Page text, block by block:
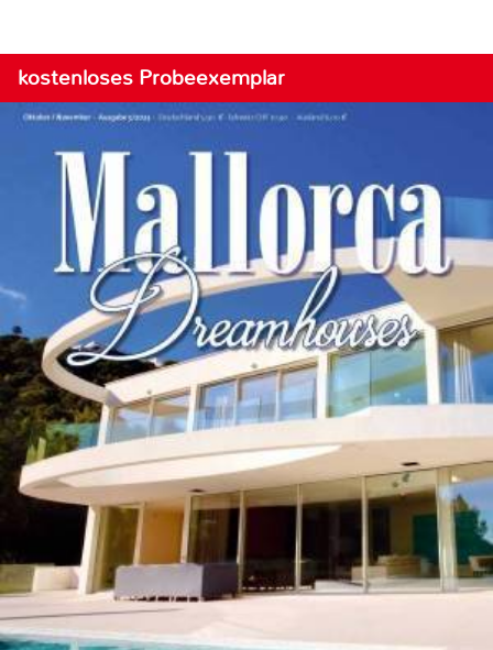
kostenloses Probeexemplar